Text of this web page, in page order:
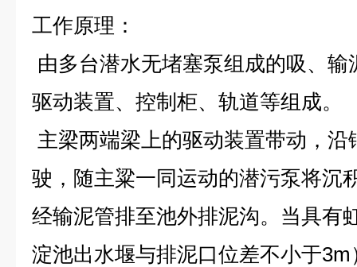
工作原理：
由多台潜水无堵塞泵组成的吸、
驱动装置、控制柜、轨道等组成。
主梁两端梁上的驱动装置带动，
驶，随主粱一同运动的潜污泵将沉
经输泥管排至池外排泥沟。当具有
淀池出水堰与排泥口位差不小于